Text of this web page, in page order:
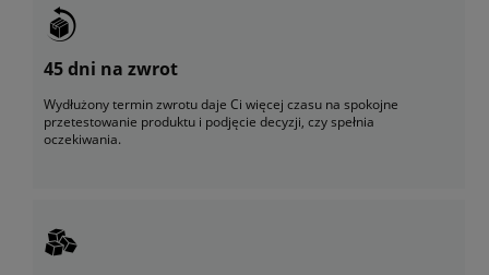
45 dni na zwrot
Wydłużony termin zwrotu daje Ci więcej czasu na spokojne
przetestowanie produktu i podjęcie decyzji, czy spełnia
oczekiwania.